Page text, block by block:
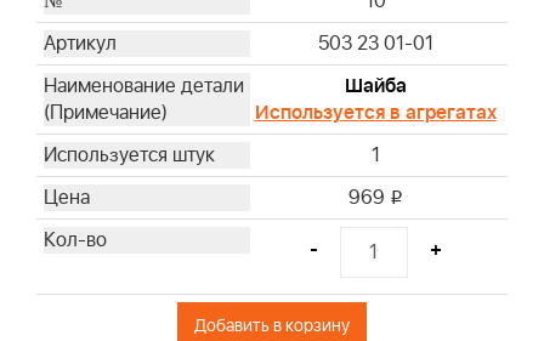
503 23 01-01
Шайба
Используется в агрегатах
1
969 i
- +
Добавить в корзину